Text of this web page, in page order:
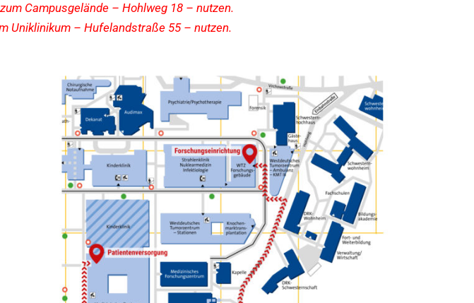
Campusgelände – Hohlweg 18 – nutzen.
Uniklinikum – Hufelandstraße 55 – nutzen.